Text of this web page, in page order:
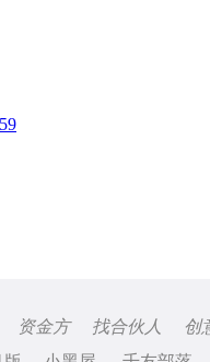
资金方 找合伙人
创